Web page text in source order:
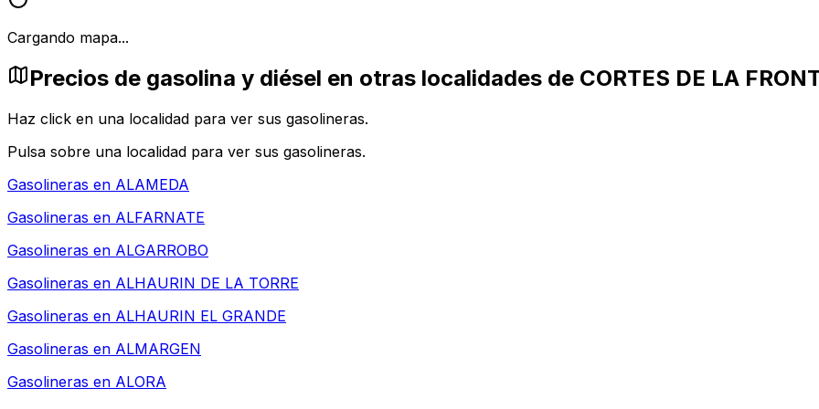
Cargando mapa...
Precios de gasolina y diésel en otras localidades de CORTES DE LA
Haz click en una localidad para ver sus gasolineras.
Pulsa sobre una localidad para ver sus gasolineras.
Gasolineras en ALAMEDA
Gasolineras en ALFARNATE
Gasolineras en ALGARROBO
Gasolineras en ALHAURIN DE LA TORRE
Gasolineras en ALHAURIN EL GRANDE
Gasolineras en ALMARGEN
Gasolineras en ALORA